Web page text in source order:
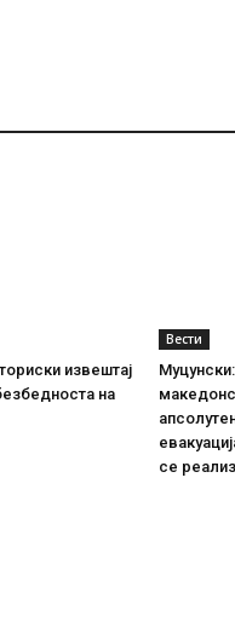
извештај
на
Вести
се